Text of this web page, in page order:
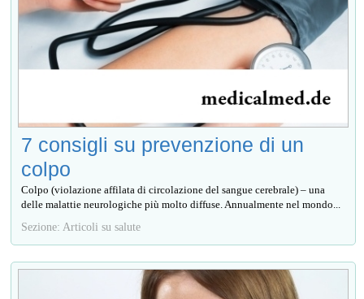
7 consigli su prevenzione di un
colpo
Colpo (violazione affilata di circolazione del sangue cerebrale) – una
delle malattie neurologiche più molto diffuse. Annualmente nel mondo...
Sezione: Articoli su salute